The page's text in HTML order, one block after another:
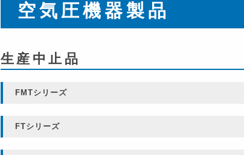
空気圧機器製品
生産中止品
FMTシリーズ
FTシリーズ